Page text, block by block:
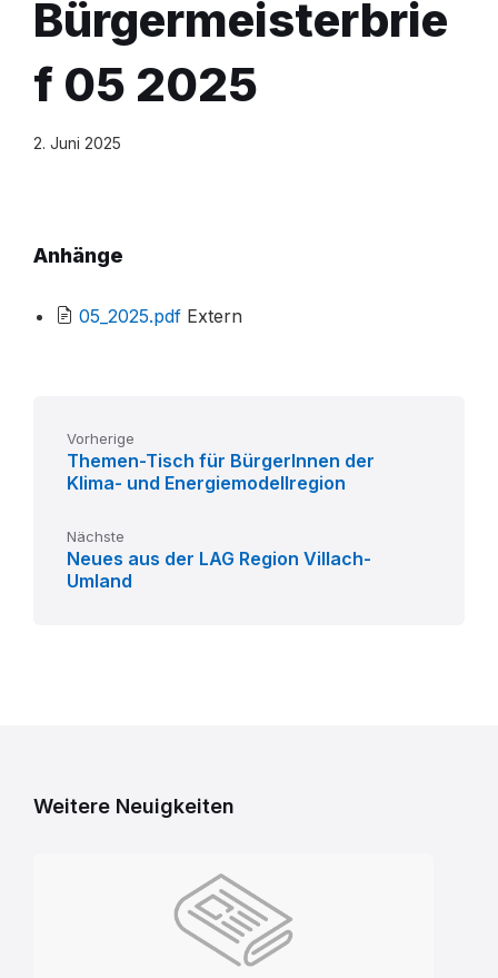
Bürgermeisterbrie
f 05 2025
2. Juni 2025
Anhänge
05_2025.pdf File
Extern
Vorherige
Themen-Tisch für BürgerInnen der
Klima- und Energiemodellregion
Nächste
Neues aus der LAG Region Villach-
Umland
Weitere Neuigkeiten